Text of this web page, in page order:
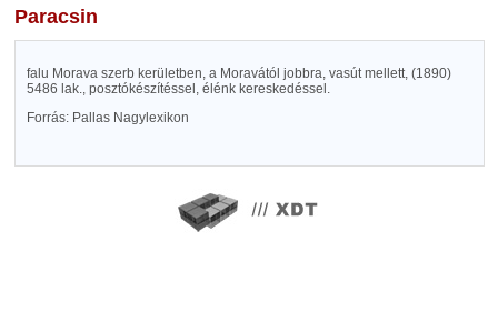
Paracsin
falu Morava szerb kerületben, a Moravától jobbra, vasút mellett, (1890)
5486 lak., posztókészítéssel, élénk kereskedéssel.
Forrás: Pallas Nagylexikon